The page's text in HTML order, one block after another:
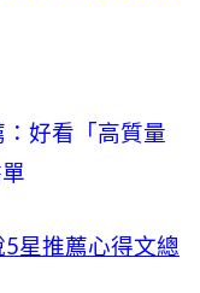
好看「高質量
星推薦心得文總